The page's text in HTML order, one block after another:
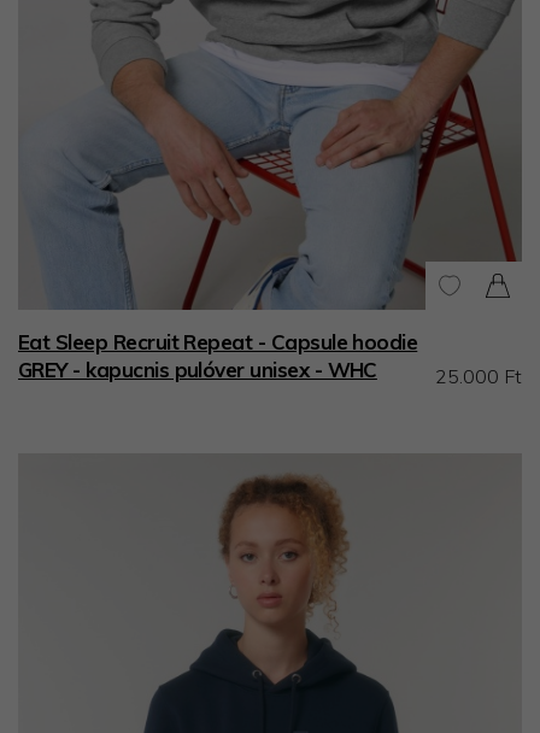
Eat Sleep Recruit Repeat - Capsule hoodie
GREY - kapucnis pulóver unisex - WHC
25.000 Ft